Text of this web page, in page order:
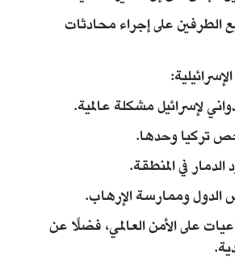
الطرفين على إجراء محادثات
لإسرائيل مشكلة عالمية.
تركيا وحدها.
في المنطقة.
الدول وممارسة الإرهاب.
على الأمن العالمي، فضلًا عن